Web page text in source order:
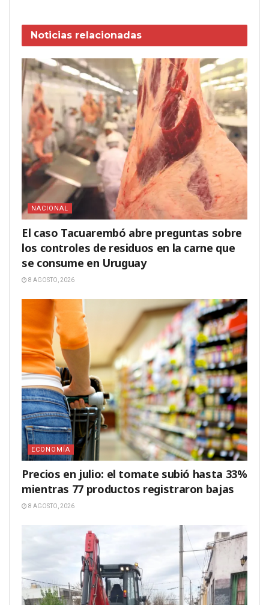
Noticias relacionadas
NACIONAL
El caso Tacuarembó abre preguntas sobre
los controles de residuos en la carne que
se consume en Uruguay
8 AGOSTO, 2026
ECONOMÍA
Precios en julio: el tomate subió hasta 33%
mientras 77 productos registraron bajas
8 AGOSTO, 2026